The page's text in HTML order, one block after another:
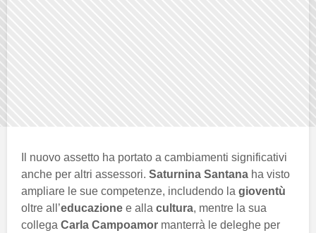
Il nuovo assetto ha portato a cambiamenti significativi
anche per altri assessori. Saturnina Santana ha visto
ampliare le sue competenze, includendo la gioventù
oltre all’educazione e alla cultura, mentre la sua
collega Carla Campoamor manterrà le deleghe per